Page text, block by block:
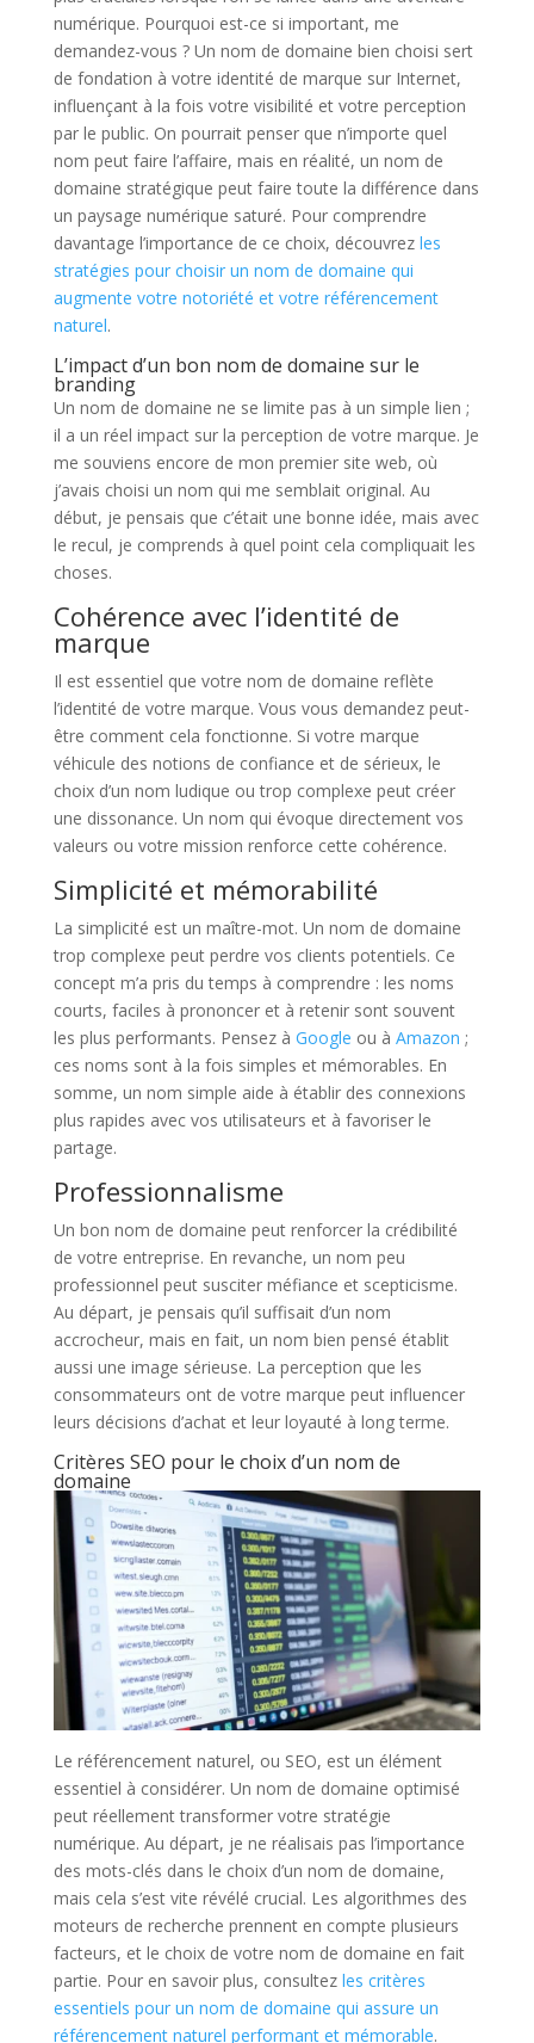
numérique. Pourquoi est-ce si important, me
demandez-vous ? Un nom de domaine bien choisi sert
de fondation à votre identité de marque sur Internet,
influençant à la fois votre visibilité et votre perception
par le public. On pourrait penser que n’importe quel
nom peut faire l’affaire, mais en réalité, un nom de
domaine stratégique peut faire toute la différence dans
un paysage numérique saturé. Pour comprendre
davantage l’importance de ce choix, découvrez les
stratégies pour choisir un nom de domaine qui
augmente votre notoriété et votre référencement
naturel.
L’impact d’un bon nom de domaine sur le
branding
Un nom de domaine ne se limite pas à un simple lien ;
il a un réel impact sur la perception de votre marque. Je
me souviens encore de mon premier site web, où
j’avais choisi un nom qui me semblait original. Au
début, je pensais que c’était une bonne idée, mais avec
le recul, je comprends à quel point cela compliquait les
choses.
Cohérence avec l’identité de
marque
Il est essentiel que votre nom de domaine reflète
l’identité de votre marque. Vous vous demandez peut-
être comment cela fonctionne. Si votre marque
véhicule des notions de confiance et de sérieux, le
choix d’un nom ludique ou trop complexe peut créer
une dissonance. Un nom qui évoque directement vos
valeurs ou votre mission renforce cette cohérence.
Simplicité et mémorabilité
La simplicité est un maître-mot. Un nom de domaine
trop complexe peut perdre vos clients potentiels. Ce
concept m’a pris du temps à comprendre : les noms
courts, faciles à prononcer et à retenir sont souvent
les plus performants. Pensez à Google ou à Amazon ;
ces noms sont à la fois simples et mémorables. En
somme, un nom simple aide à établir des connexions
plus rapides avec vos utilisateurs et à favoriser le
partage.
Professionnalisme
Un bon nom de domaine peut renforcer la crédibilité
de votre entreprise. En revanche, un nom peu
professionnel peut susciter méfiance et scepticisme.
Au départ, je pensais qu’il suffisait d’un nom
accrocheur, mais en fait, un nom bien pensé établit
aussi une image sérieuse. La perception que les
consommateurs ont de votre marque peut influencer
leurs décisions d’achat et leur loyauté à long terme.
Critères SEO pour le choix d’un nom de
domaine
Le référencement naturel, ou SEO, est un élément
essentiel à considérer. Un nom de domaine optimisé
peut réellement transformer votre stratégie
numérique. Au départ, je ne réalisais pas l’importance
des mots-clés dans le choix d’un nom de domaine,
mais cela s’est vite révélé crucial. Les algorithmes des
moteurs de recherche prennent en compte plusieurs
facteurs, et le choix de votre nom de domaine en fait
partie. Pour en savoir plus, consultez les critères
essentiels pour un nom de domaine qui assure un
référencement naturel performant et mémorable.